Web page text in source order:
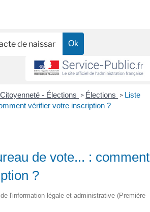
- Élections > Élections > Liste
vérifier votre inscription ?
de vote... : comment
?
l'information légale et administrative (Première